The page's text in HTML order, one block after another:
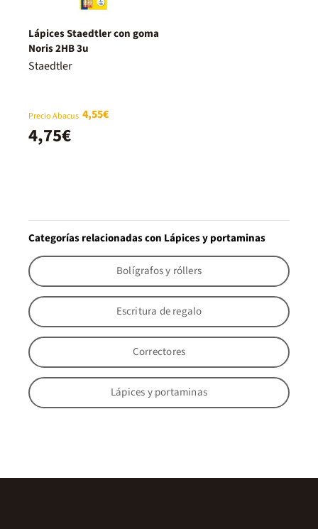
Lápices Staedtler con goma
Noris 2HB 3u
Staedtler
Precio Abacus 4,55€
4,75€
Categorías relacionadas con Lápices y portaminas
Bolígrafos y róllers
Escritura de regalo
Correctores
Lápices y portaminas